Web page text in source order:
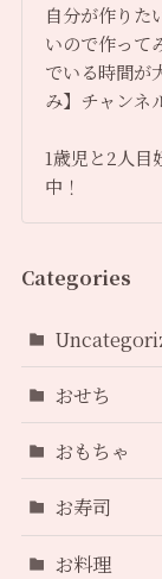
自分が作りた
いので作って
でいる時間が
み】チャンネ
1歳児と2人目
中！
Categories
おせち
おもちゃ
お寿司
お料理